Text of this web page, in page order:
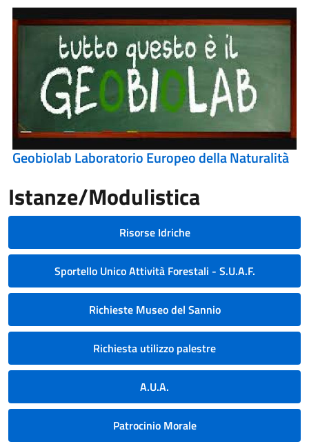
Geobiolab Laboratorio Europeo della Naturalità
Istanze/Modulistica
Risorse Idriche
Sportello Unico Attività Forestali - S.U.A.F.
Richieste Museo del Sannio
Richiesta utilizzo palestre
A.U.A.
Patrocinio Morale